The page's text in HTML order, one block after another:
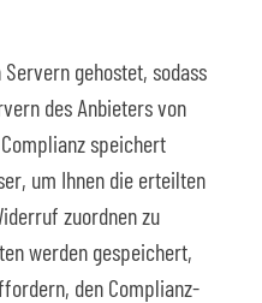
gehostet, sodass
des Anbieters von
speichert
um Ihnen die erteilten
zuordnen zu
werden gespeichert,
den Complianz-